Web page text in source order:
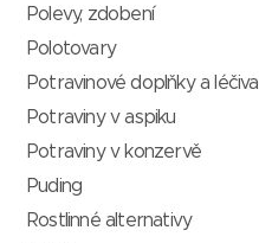
Polevy, zdobení
Polotovary
Potravinové doplňky a léčiva
Potraviny v aspiku
Potraviny v konzervě
Puding
Rostlinné alternativy